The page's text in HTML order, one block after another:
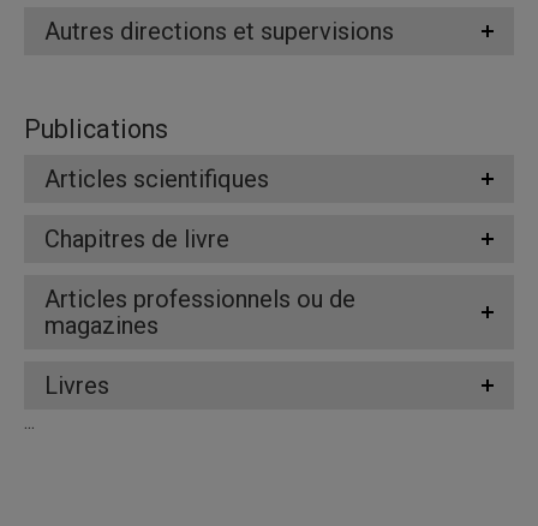
Autres directions et supervisions
Publications
Articles scientifiques
Chapitres de livre
Articles professionnels ou de
magazines
Livres
...